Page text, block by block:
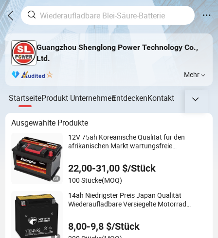
Guangzhou Shenglong Power Technology Co.,
Ltd.
Mehr
StartseiteProdukt UnternehmenEntdeckenKontakt
Ausgewählte Produkte
12V 75ah Koreanische Qualität für den
afrikanischen Markt wartungsfreie
22,00-31,00 $/Stück
100 Stücke(MOQ)
14ah Niedrigster Preis Japan Qualität
Wiederaufladbare Versiegelte Motorrad
8,00-9,8 $/Stück